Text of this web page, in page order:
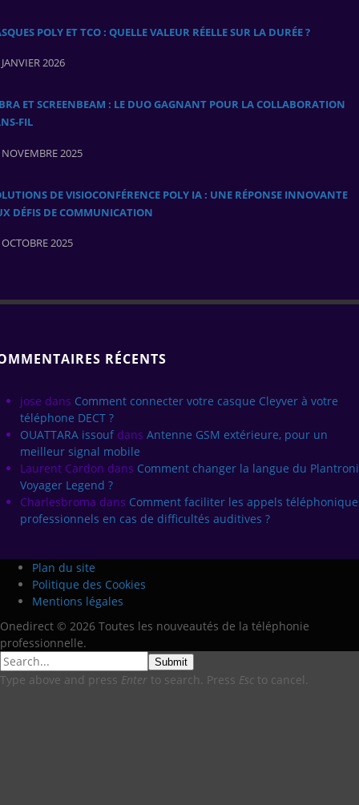
POLY ET TCO : QUELLE VALEUR RÉELLE SUR LA DURÉE ?
2026
ET SCREENBEAM : LE DUO GAGNANT POUR LA COLLABORATION
2025
DE VISIOCONFÉRENCE POLY IA : UNE RÉPONSE INNOVANTE
DÉFIS DE COMMUNICATION
2025
RÉCENTS
jose dans Comment connecter votre casque Cleyver à votre
téléphone DECT ?
OUATTARA issouf dans Antenne GSM extérieure, pour un
meilleur signal mobile
Laurent Cardon dans Comment changer la langue du
Voyager Legend ?
Charlesbroma dans Comment faciliter les appels
professionnels en cas de difficultés auditives ?
Plan du site
Politique des Cookies
Mentions légales
Onedirect © 2026 Toutes les nouveautés de la téléphonie
professionnelle.
Submit
Type above and press Enter to search. Press Esc to cancel.